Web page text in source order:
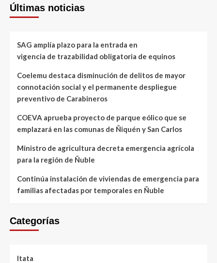
Últimas noticias
SAG amplía plazo para la entrada en
vigencia de trazabilidad obligatoria de equinos
Coelemu destaca disminución de delitos de mayor
connotación social y el permanente despliegue
preventivo de Carabineros
COEVA aprueba proyecto de parque eólico que se
emplazará en las comunas de Ñiquén y San Carlos
Ministro de agricultura decreta emergencia agrícola
para la región de Ñuble
Continúa instalación de viviendas de emergencia para
familias afectadas por temporales en Ñuble
Categorías
Itata